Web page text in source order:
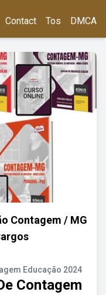
Contact Tos DMCA
Contagem / MG
Educação 2024
Contagem